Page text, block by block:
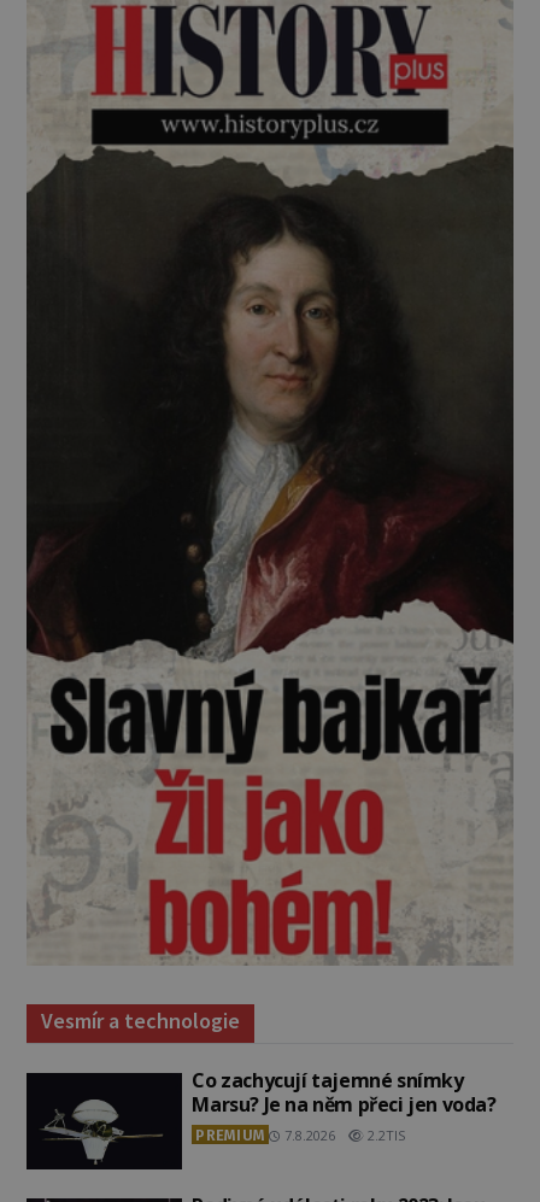
Vesmír a technologie
Co zachycují tajemné snímky
Marsu? Je na něm přeci jen voda?
PREMIUM 7.8.2026 2.2TIS